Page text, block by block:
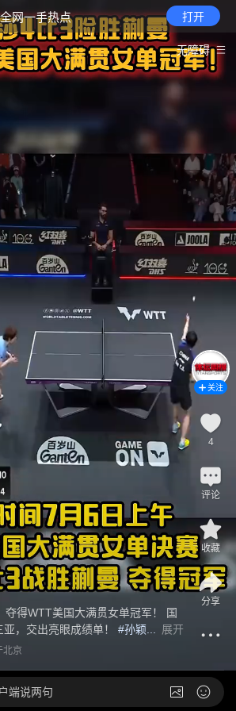
网一手热点 打开
无障碍
夺得WTT美国大满贯女单冠军！ 国
，交出亮眼成绩单！
#孙颖... 展开
北京
关注
4
评论
收藏
分享
端说两句